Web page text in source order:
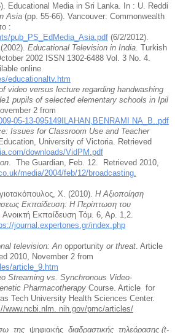
Educational Media in Sri Lanka. In : U. Reddi
Asia(pp. 55-66). Vancouver: Commonwealth
:
pub_PS_EdMedia_Asia.pdf(6/2/2012).
Educational Television in India. Turkish
2002 ISSN 1302-6488 Vol. 3 No. 4.
online
educationaltv.htm
video versus lecture regarding handwashing
pupils of selected elementary schools in Ipil
2 from
05-13-095149ILAHAN,BENRAMI NA_B..pdf
Issues for Classroom Use and Teacher
University of Victoria. Retrieved
downloads/VidPM.pdf
. The Guardian, Feb. 12. Retrieved 2010,
media/2004/feb/12/broadcasting.
Χ. (2010). Η Αξιοποίηση
Εκπαίδευση: Η Περίπτωση του
Ανοικτή Εκπαίδευση Τόμ. 6, Αρ. 1,2.
journal.expertones.gr/index.php
television: An opportunityor threat. Article
2010, November 2 from
article_9.htm
Streaming vs. Synchronous Video-
Pharmacotherapy Course. Article for
Tech University Health Sciences Center.
www.ncbi.nlm. nih.gov/pmc/articles/
της ψηφιακήςδιαδραστικής τηλεόρασης (t-